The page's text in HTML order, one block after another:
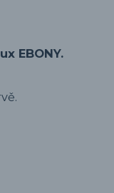
EBONY.